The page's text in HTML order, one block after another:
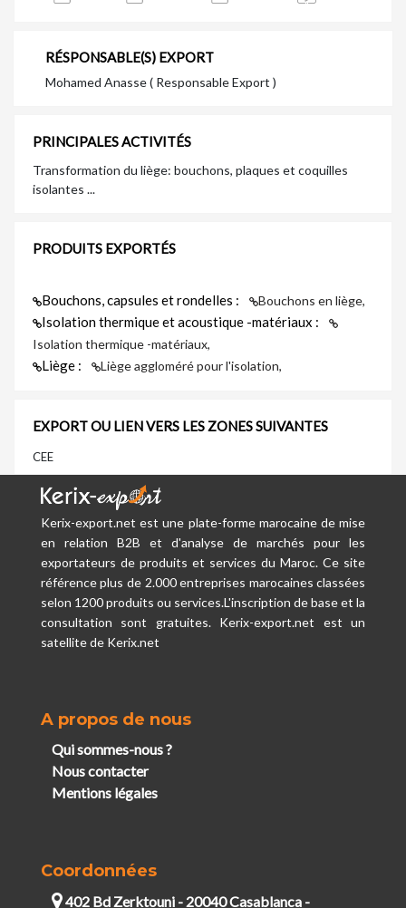
RÉSPONSABLE(S) EXPORT
Mohamed Anasse ( Responsable Export )
PRINCIPALES ACTIVITÉS
Transformation du liège: bouchons, plaques et coquilles
isolantes ...
PRODUITS EXPORTÉS
Bouchons, capsules et rondelles : Bouchons en liège,
Isolation thermique et acoustique -matériaux :
Isolation thermique -matériaux,
Liège : Liège aggloméré pour l'isolation,
EXPORT OU LIEN VERS LES ZONES SUIVANTES
CEE
Kerix-export.net est une plate-forme marocaine de mise
en relation B2B et d'analyse de marchés pour les
exportateurs de produits et services du Maroc. Ce site
référence plus de 2.000 entreprises marocaines classées
selon 1200 produits ou services.L'inscription de base et la
consultation sont gratuites. Kerix-export.net est un
satellite de Kerix.net
A propos de nous
Qui sommes-nous ?
Nous contacter
Mentions légales
Coordonnées
402 Bd Zerktouni - 20040 Casablanca -